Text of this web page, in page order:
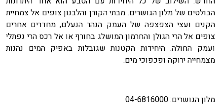
הבולטים של מלון הגושרים. מבתי הקורן והלבנון צופים אל צמחיית
הקנים ועצי הצפצפה של העמק הנהר הנעלם, מחדרים אחרים
צופים אל הרי הגולן והחרמון המושלג בחורף או אל רכס הרי נפתלי
ועמק החולה. היחידות הקטנות שגובלות באפיק המים נהנות
מצמחייה ירוקה ופכפוכי מים.
מלון הגושרים: 04-6816000